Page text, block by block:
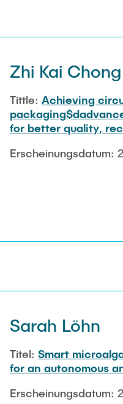
Zhi Kai Chong
Tittle: Achieving
for better quality,
Erscheinungsdatum:
Sarah Löhn
Titel: Smart
for an autonomous
Erscheinungsdatum: